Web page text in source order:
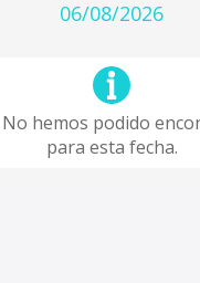
06/08/2026
hemos podido
para esta fecha.